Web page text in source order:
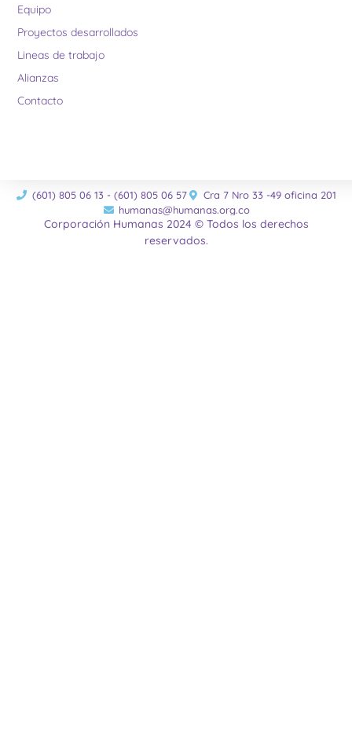
Equipo
Proyectos desarrollados
Lineas de trabajo
Alianzas
Contacto
(601) 805 06 13 - (601) 805 06 57
Cra 7 Nro 33 -49 oficina 201
humanas@humanas.org.co
Corporación Humanas 2024 © Todos los derechos
reservados.